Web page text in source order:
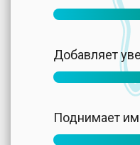
Добавляет
Поднимает